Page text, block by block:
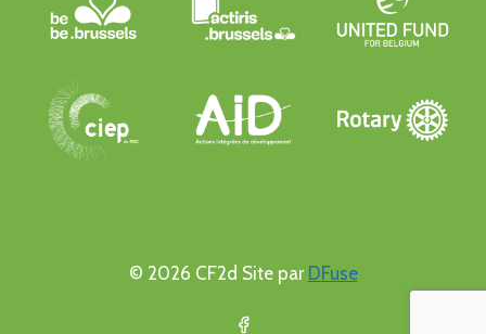
© 2026 CF2d Site par DFuse